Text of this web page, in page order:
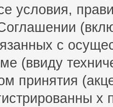
условия,
с
(ввиду
принятия
х